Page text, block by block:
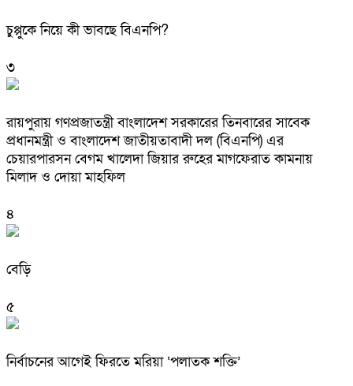
চুপ্পুকে নিয়ে কী ভাবছে বিএনপি?
৩
রায়পুরায় গণপ্রজাতন্ত্রী বাংলাদেশ সরকারের তিনবারের সাবেক
প্রধানমন্ত্রী ও বাংলাদেশ জাতীয়তাবাদী দল (বিএনপি) এর
চেয়ারপারসন বেগম খালেদা জিয়ার রুহের মাগফেরাত কামনায়
মিলাদ ও দোয়া মাহফিল
৪
বেড়ি
৫
নির্বাচনের আগেই ফিরতে মরিয়া ‘পলাতক শক্তি’